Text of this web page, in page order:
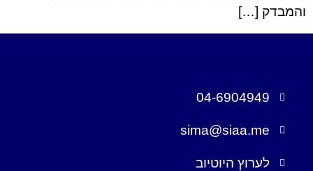
והמבדק […]
04-6904949
sima@siaa.me
לערוץ היוטיוב